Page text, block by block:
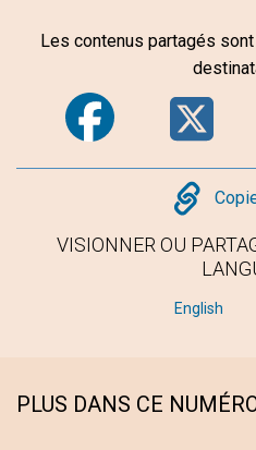
Les contenus partagés
VISIONNER OU
English
PLUS DANS CE